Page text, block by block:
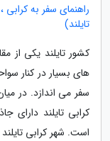
راهنمای سفر به
تایلند)
کشور تایلند یکی از
های بسیار در کنار
سفر می اندازد. در
کرابی تایلند
است. شهر کرابی